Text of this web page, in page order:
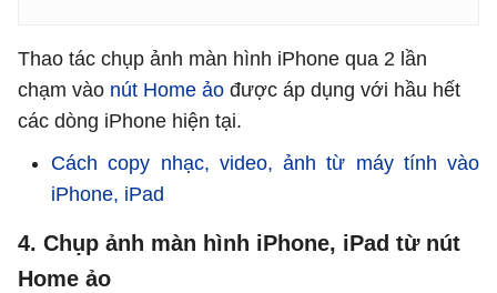
Thao tác chụp ảnh màn hình iPhone qua 2 lần
chạm vào nút Home ảo được áp dụng với hầu hết
các dòng iPhone hiện tại.
Cách copy nhạc, video, ảnh từ máy tính vào
iPhone, iPad
4. Chụp ảnh màn hình iPhone, iPad từ nút
Home ảo